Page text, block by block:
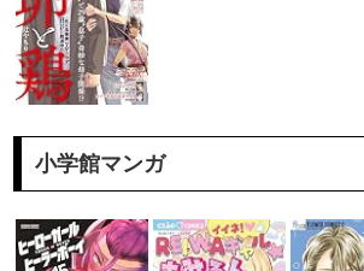
小学館マンガ